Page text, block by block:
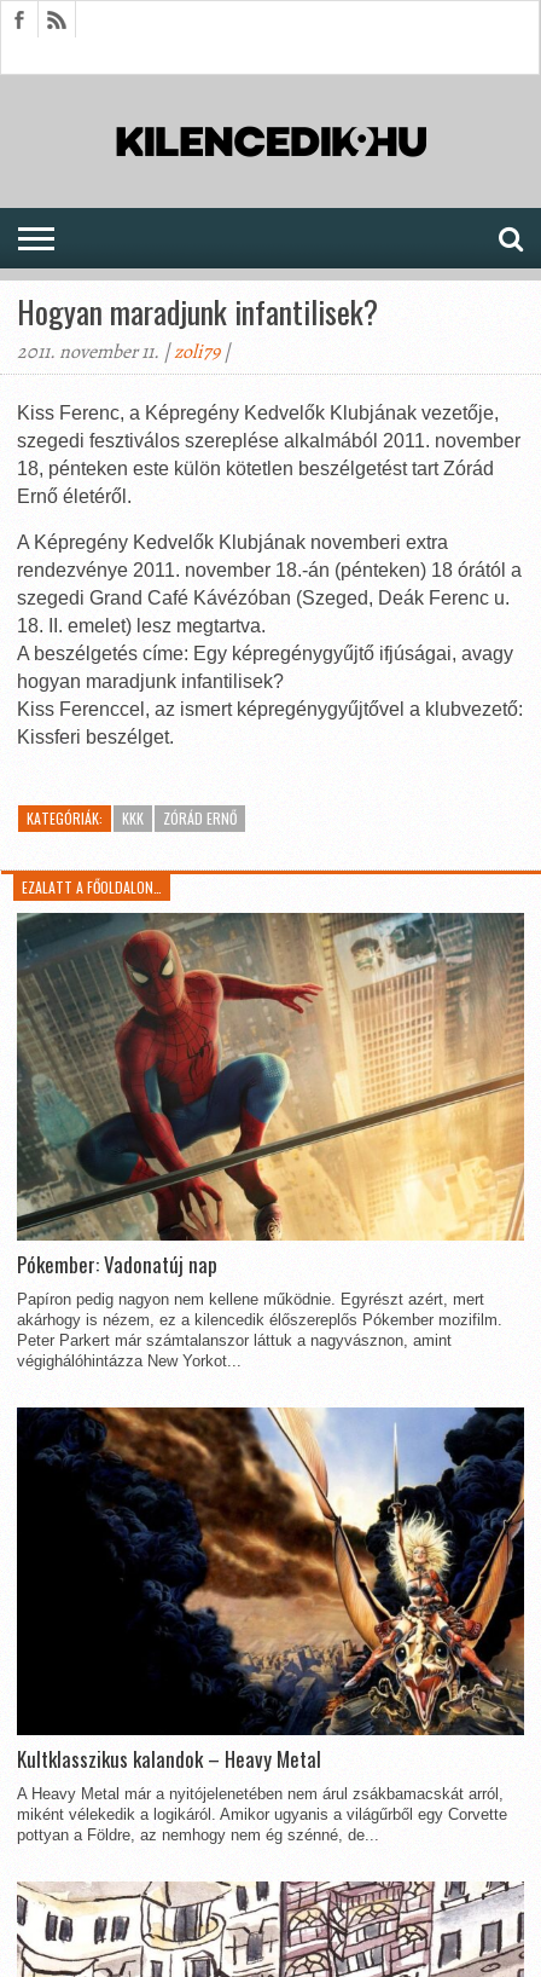
Hogyan maradjunk infantilisek?
2011. november 11. |zoli79|
Kiss Ferenc, a Képregény Kedvelők Klubjának vezetője,
szegedi fesztiválos szereplése alkalmából 2011. november
18, pénteken este külön kötetlen beszélgetést tart Zórád
Ernő életéről.
A Képregény Kedvelők Klubjának novemberi extra
rendezvénye 2011. november 18.-án (pénteken) 18 órától a
szegedi Grand Café Kávézóban (Szeged, Deák Ferenc u.
18. II. emelet) lesz megtartva.
A beszélgetés címe: Egy képregénygyűjtő ifjúságai, avagy
hogyan maradjunk infantilisek?
Kiss Ferenccel, az ismert képregénygyűjtővel a klubvezető:
Kissferi beszélget.
KATEGÓRIÁK: KKK ZÓRÁD ERNŐ
EZALATT A FŐOLDALON…
Pókember: Vadonatúj nap
Papíron pedig nagyon nem kellene működnie. Egyrészt azért, mert
akárhogy is nézem, ez a kilencedik élőszereplős Pókember mozifilm.
Peter Parkert már számtalanszor láttuk a nagyvásznon, amint
végighálóhintázza New Yorkot...
Kultklasszikus kalandok – Heavy Metal
A Heavy Metal már a nyitójelenetében nem árul zsákbamacskát arról,
miként vélekedik a logikáról. Amikor ugyanis a világűrből egy Corvette
pottyan a Földre, az nemhogy nem ég szénné, de...